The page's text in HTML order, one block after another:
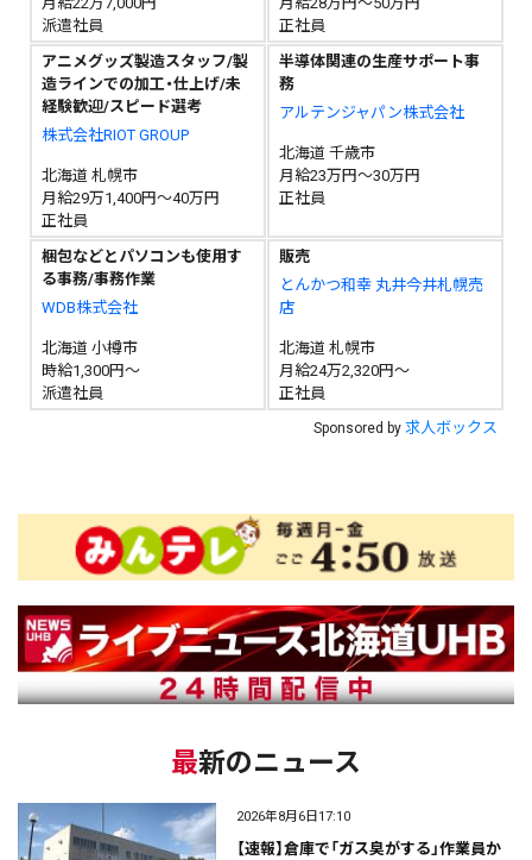
派遣社員
正社員
アニメグッズ製造スタッフ/製
造ラインでの加工・仕上げ/未
経験歓迎/スピード選考
株式会社RIOT GROUP
北海道 札幌市
月給29万1,400円～40万円
正社員
半導体関連の生産サポート事
務
アルテンジャパン株式会社
北海道 千歳市
月給23万円～30万円
正社員
梱包などとパソコンも使用す
る事務/事務作業
WDB株式会社
北海道 小樽市
時給1,300円～
派遣社員
販売
とんかつ和幸 丸井今井札幌売
店
北海道 札幌市
月給24万2,320円～
正社員
Sponsored by 求人ボックス
最新のニュース
2026年8月6日17:10
【速報】倉庫で「ガス臭がする」作業員か